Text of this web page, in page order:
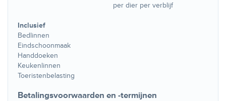
per dier per verblijf
Inclusief
Bedlinnen
Eindschoonmaak
Handdoeken
Keukenlinnen
Toeristenbelasting
Betalingsvoorwaarden en -termijnen